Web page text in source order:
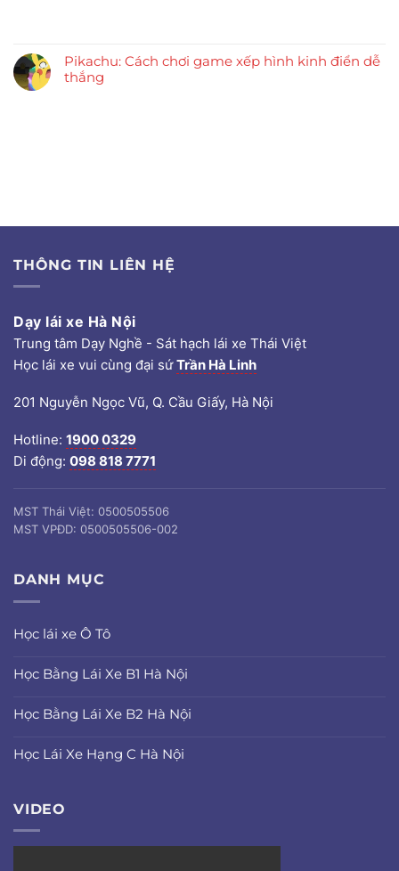
Pikachu: Cách chơi game xếp hình kinh điển dễ
thắng
THÔNG TIN LIÊN HỆ
Dạy lái xe Hà Nội
Trung tâm Dạy Nghề - Sát hạch lái xe Thái Việt
Học lái xe vui cùng đại sứTrần Hà Linh
201 Nguyễn Ngọc Vũ, Q. Cầu Giấy, Hà Nội
Hotline: 1900 0329
Di động: 098 818 7771
MST Thái Việt: 0500505506
MST VPĐD: 0500505506-002
DANH MỤC
Học lái xe Ô Tô
Học Bằng Lái Xe B1 Hà Nội
Học Bằng Lái Xe B2 Hà Nội
Học Lái Xe Hạng C Hà Nội
VIDEO